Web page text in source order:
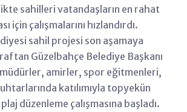
sahilleri vatandaşların en rahat
için çalışmalarını hızlandırdı.
sahil projesi son aşamaya
Güzelbahçe Belediye Başkanı
amirler, spor eğitmenleri,
katılımıyla topyekün
düzenleme çalışmasına başladı.